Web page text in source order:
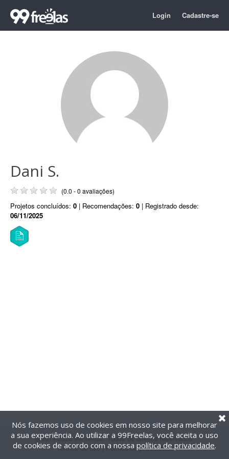
Login Cadastre-se
Dani S.
(0.0 - 0 avaliações)
Projetos concluídos: 0 | Recomendações: 0 | Registrado desde:
06/11/2025
@2014-2026 99Freelas. Todos os direitos reservados.
Termos de uso| Política de privacidade
Nós fazemos uso de cookies em nosso site para melhorar
a sua experiência. Ao utilizar a 99Freelas, você aceita o uso
de cookies de acordo com a nossa política de privacidade.